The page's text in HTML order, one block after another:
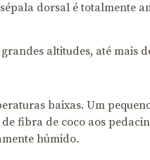
dorsal é totalmente
altitudes, até mais
baixas. Um
fibra de coco aos
húmido.